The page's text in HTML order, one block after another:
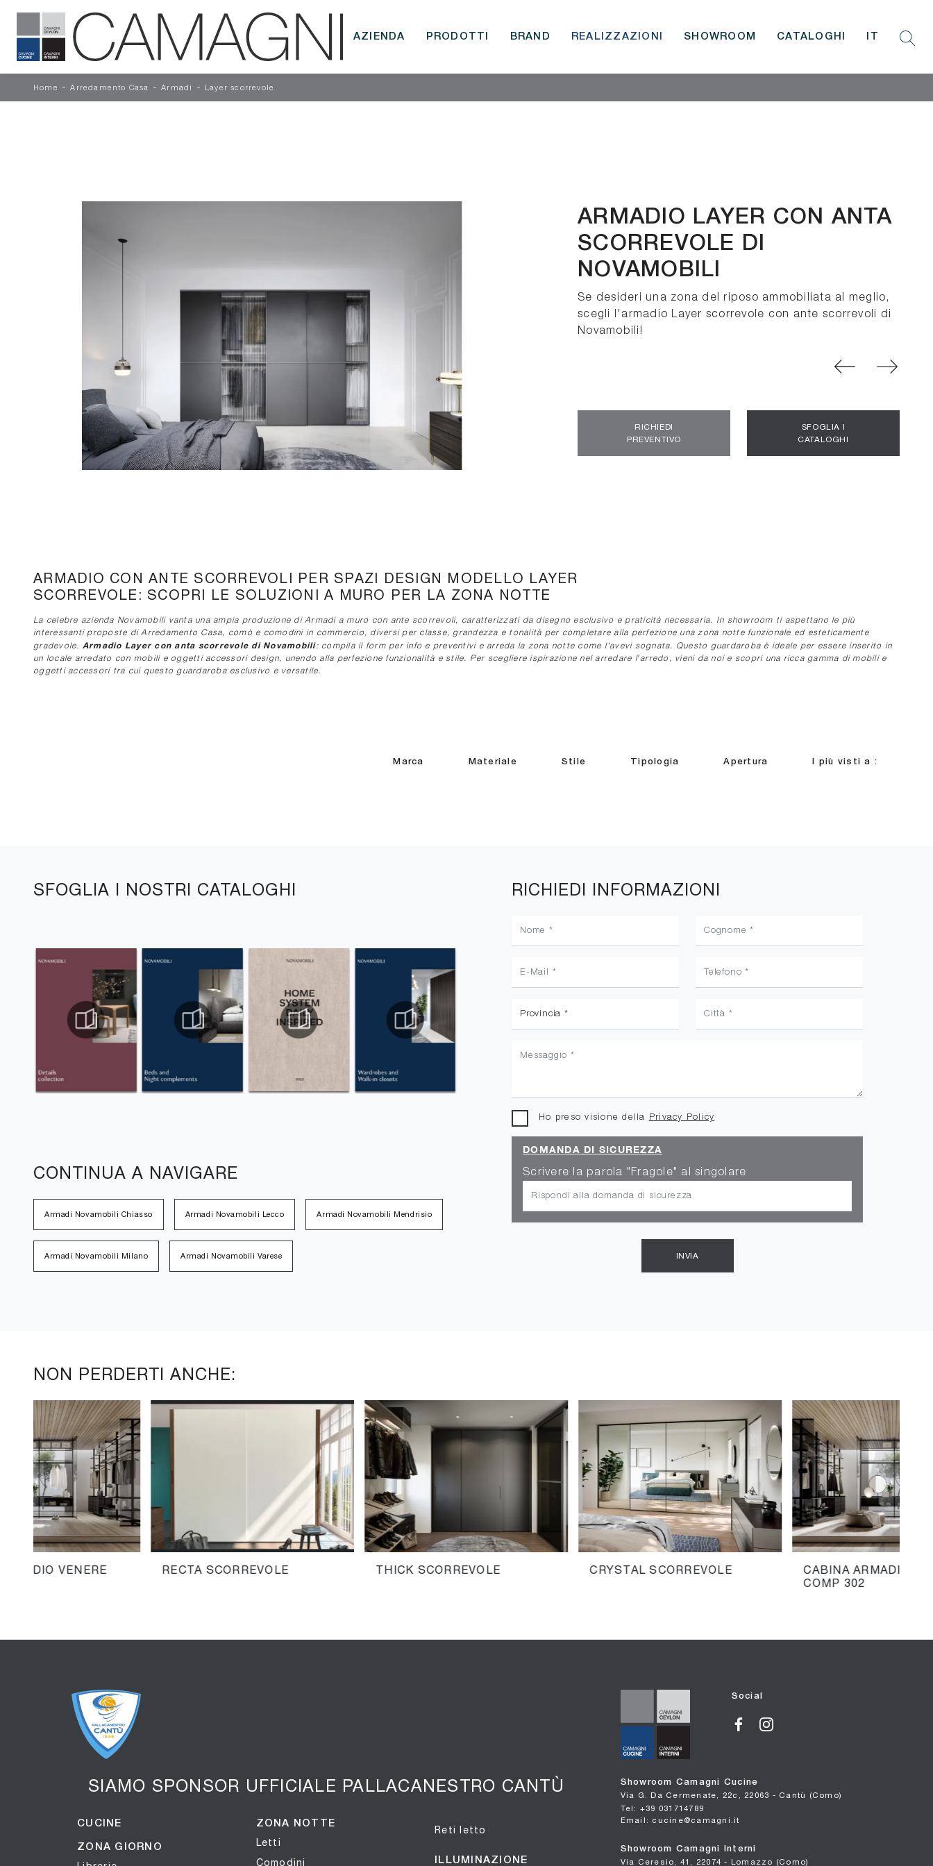
AZIENDA PRODOTTI BRAND REALIZZAZIONI SHOWROOM CATALOGHI
Home -Arredamento Casa -Armadi - Layer scorrevole
ARMADIO CON ANTE SCORREVOLI PER SPAZI DESIGN MODELLO LAYER
SCORREVOLE: SCOPRI LE SOLUZIONI A MURO PER LA ZONA NOTTE
La celebre azienda Novamobili vanta una ampia produzione di Armadi a muro con ante scorrevoli, caratterizzati da disegno esclusivo e praticità necessaria. In showroom ti aspettano le più
interessanti proposte di Arredamento Casa, comò e comodini in commercio, diversi per classe, grandezza e tonalità per completare alla perfezione una zona notte funzionale ed esteticamente
gradevole. Armadio Layer con anta scorrevole di Novamobili: compila il form per info e preventivi e arreda la zona notte come l'avevi sognata. Questo guardaroba è ideale per essere inserito in
un locale arredato con mobili e oggetti accessori design, unendo alla perfezione funzionalità e stile. Per scegliere ispirazione nel arredare l’arredo, vieni da noi e scopri una ricca gamma di mobili e
oggetti accessori tra cui questo guardaroba esclusivo e versatile.
ARMADIO LAYER CON ANTA
SCORREVOLE DI
NOVAMOBILI
Se desideri una zona del riposo ammobiliata al meglio,
scegli l'armadio Layer scorrevole con ante scorrevoli di
Novamobili!
RICHIEDI
PREVENTIVO
SFOGLIA I
CATALOGHI
Marca Materiale Stile Tipologia Apertura I più visti a :
SFOGLIA I NOSTRI CATALOGHI
CONTINUA A NAVIGARE
Armadi Novamobili Chiasso Armadi Novamobili Lecco Armadi Novamobili Mendrisio
Armadi Novamobili Milano Armadi Novamobili Varese
RICHIEDI INFORMAZIONI
Ho preso visione della Privacy Policy
DOMANDA DI SICUREZZA
Scrivere la parola "Fragole" al singolare
INVIA
NON PERDERTI ANCHE:
VENERE
RECTA SCORREVOLE THICK SCORREVOLE CRYSTAL SCORREVOLE
CABINA ARMADIO
COMP 302
SIAMO SPONSOR UFFICIALE PALLACANESTRO CANTÙ
CUCINE
ZONA GIORNO
ZONA NOTTE
Letti
Comodini
Reti letto
ILLUMINAZIONE
Social
Showroom Camagni Cucine
Via G. Da Cermenate, 22c, 22063 - Cantù (Como)
Tel: +39 031714789
Email: cucine@camagni.it
Showroom Camagni Interni
Via Ceresio, 41, 22074 - Lomazzo (Como)